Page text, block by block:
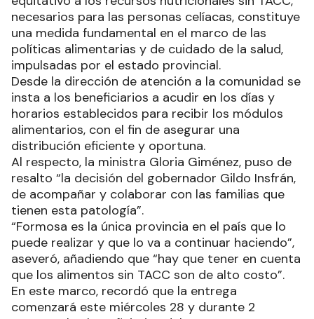
necesarios para las personas celíacas, constituye
una medida fundamental en el marco de las
políticas alimentarias y de cuidado de la salud,
impulsadas por el estado provincial.
Desde la dirección de atención a la comunidad se
insta a los beneficiarios a acudir en los días y
horarios establecidos para recibir los módulos
alimentarios, con el fin de asegurar una
distribución eficiente y oportuna.
Al respecto, la ministra Gloria Giménez, puso de
resalto “la decisión del gobernador Gildo Insfrán,
de acompañar y colaborar con las familias que
tienen esta patología”.
“Formosa es la única provincia en el país que lo
puede realizar y que lo va a continuar haciendo”,
aseveró, añadiendo que “hay que tener en cuenta
que los alimentos sin TACC son de alto costo”.
En este marco, recordó que la entrega
comenzará este miércoles 28 y durante 2